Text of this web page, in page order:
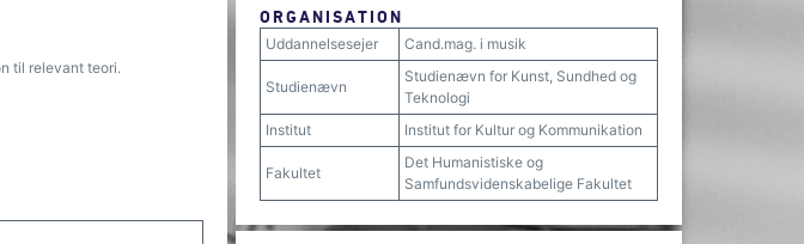
til relevant teori.
ORGANISATION
Uddannelsesejer Cand.mag. i musik
Studienævn
Studienævn for Kunst, Sundhed og
Teknologi
Institut
Institut for Kultur og Kommunikation
Fakultet
Det Humanistiske og
Samfundsvidenskabelige Fakultet